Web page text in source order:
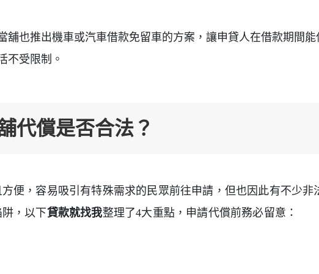
舖也推出機車或汽車借款免留車的方案，讓申貸人在借款期間能
不受限制。
代償是否合法？
便，容易吸引有特殊需求的民眾前往申請，但也因此有不少非
，以下貸款就找我整理了4大重點，申請代償前務必留意：